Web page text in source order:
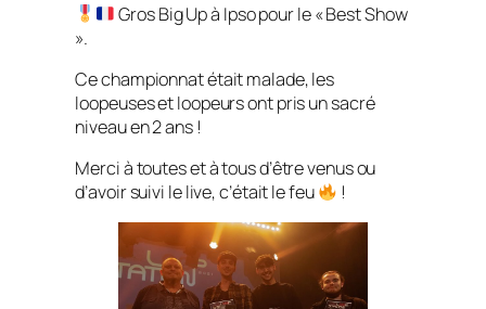
Gros Big Up à Ipso pour le « Best Show
».
Ce championnat était malade, les
loopeuses et loopeurs ont pris un sacré
niveau en 2 ans !
Merci à toutes et à tous d’être venus ou
d’avoir suivi le live, c’était le feu
!